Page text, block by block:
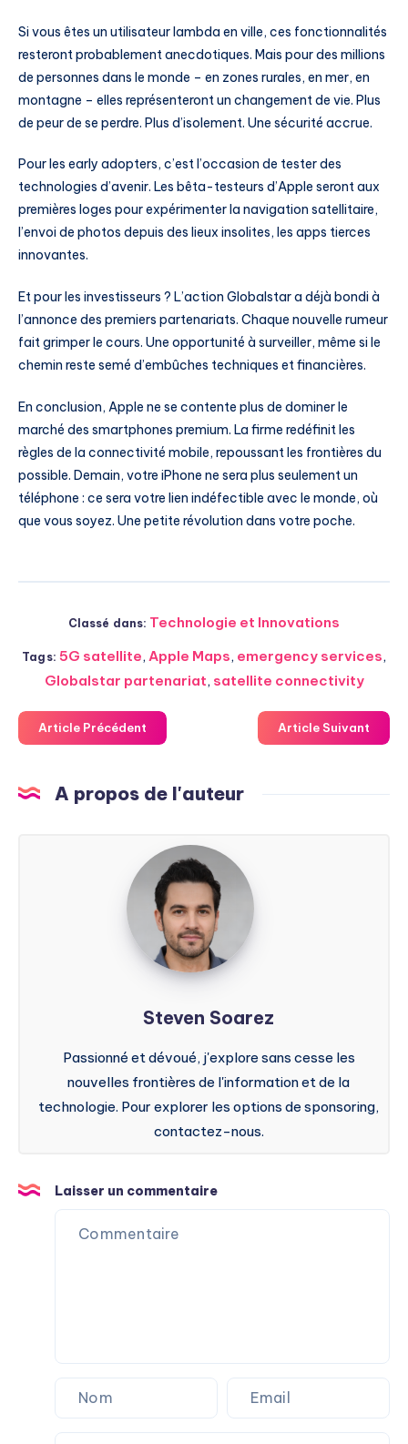
Si vous êtes un utilisateur lambda en ville, ces fonctionnalités
resteront probablement anecdotiques. Mais pour des millions
de personnes dans le monde – en zones rurales, en mer, en
montagne – elles représenteront un changement de vie. Plus
de peur de se perdre. Plus d’isolement. Une sécurité accrue.
Pour les early adopters, c’est l’occasion de tester des
technologies d’avenir. Les bêta-testeurs d’Apple seront aux
premières loges pour expérimenter la navigation satellitaire,
l’envoi de photos depuis des lieux insolites, les apps tierces
innovantes.
Et pour les investisseurs ? L’action Globalstar a déjà bondi à
l’annonce des premiers partenariats. Chaque nouvelle rumeur
fait grimper le cours. Une opportunité à surveiller, même si le
chemin reste semé d’embûches techniques et financières.
En conclusion, Apple ne se contente plus de dominer le
marché des smartphones premium. La firme redéfinit les
règles de la connectivité mobile, repoussant les frontières du
possible. Demain, votre iPhone ne sera plus seulement un
téléphone : ce sera votre lien indéfectible avec le monde, où
que vous soyez. Une petite révolution dans votre poche.
Classé dans: Technologie et Innovations
Tags: 5G satellite, Apple Maps, emergency services,
Globalstar partenariat, satellite connectivity
Article Précédent Article Suivant
A propos de l'auteur
Steven
Soarez
Steven Soarez
Passionné et dévoué, j'explore sans cesse les
nouvelles frontières de l'information et de la
technologie. Pour explorer les options de sponsoring,
contactez-nous.
Laisser un commentaire